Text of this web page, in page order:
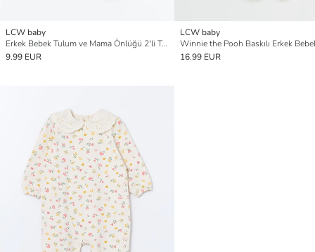
LCW baby
Erkek Bebek Tulum ve Mama Önlüğü 2'li Takım
9.99 EUR
LCW baby
Winnie the Pooh Baskılı Erkek
16.99 EUR